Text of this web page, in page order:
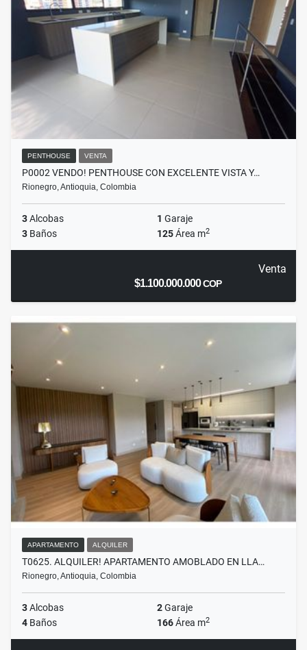
PENTHOUSE VENTA
P0002 VENDO! PENTHOUSE CON EXCELENTE VISTA Y…
Rionegro, Antioquia, Colombia
3Alcobas 1 Garaje
3 Baños 125Área m2
Venta
$1.100.000.000COP
APARTAMENTO ALQUILER
T0625. ALQUILER! APARTAMENTO AMOBLADO EN LLA…
Rionegro, Antioquia, Colombia
3Alcobas 2Garaje
4 Baños 166Área m2